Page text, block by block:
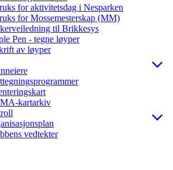
for aktivitetsdag i Nesparken
for Mossemesterskap (MM)
til Brikkesys
Pen - tegne løyper
av løyper
kartarkiv
vedtekter